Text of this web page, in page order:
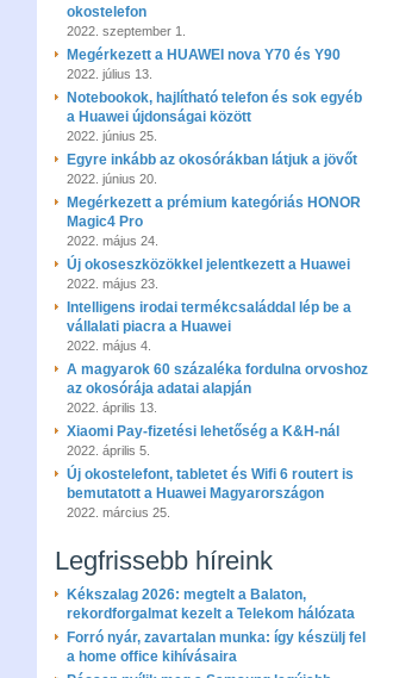
okostelefon
2022. szeptember 1.
Megérkezett a HUAWEI nova Y70 és Y90
2022. július 13.
Notebookok, hajlítható telefon és sok egyéb
a Huawei újdonságai között
2022. június 25.
Egyre inkább az okosórákban látjuk a jövőt
2022. június 20.
Megérkezett a prémium kategóriás HONOR
Magic4 Pro
2022. május 24.
Új okoseszközökkel jelentkezett a Huawei
2022. május 23.
Intelligens irodai termékcsaláddal lép be a
vállalati piacra a Huawei
2022. május 4.
A magyarok 60 százaléka fordulna orvoshoz
az okosórája adatai alapján
2022. április 13.
Xiaomi Pay-fizetési lehetőség a K&H-nál
2022. április 5.
Új okostelefont, tabletet és Wifi 6 routert is
bemutatott a Huawei Magyarországon
2022. március 25.
Legfrissebb híreink
Kékszalag 2026: megtelt a Balaton,
rekordforgalmat kezelt a Telekom hálózata
Forró nyár, zavartalan munka: így készülj fel
a home office kihívásaira